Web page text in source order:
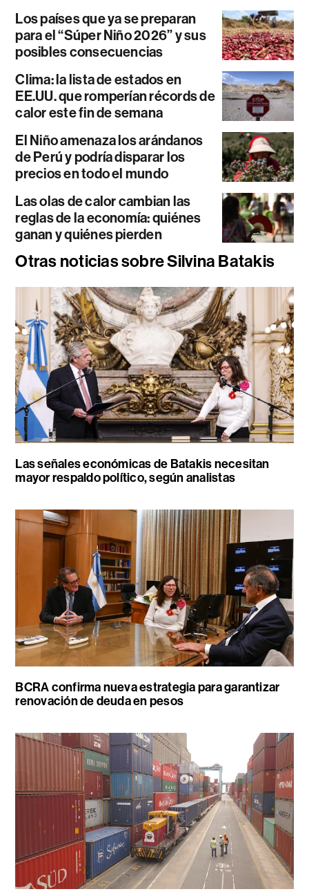
Los países que ya se preparan
para el “Súper Niño 2026” y sus
posibles consecuencias
Clima: la lista de estados en
EE.UU. que romperían récords de
calor este fin de semana
El Niño amenaza los arándanos
de Perú y podría disparar los
precios en todo el mundo
Las olas de calor cambian las
reglas de la economía: quiénes
ganan y quiénes pierden
Otras noticias sobre Silvina Batakis
Las señales económicas de Batakis necesitan
mayor respaldo político, según analistas
BCRA confirma nueva estrategia para garantizar
renovación de deuda en pesos